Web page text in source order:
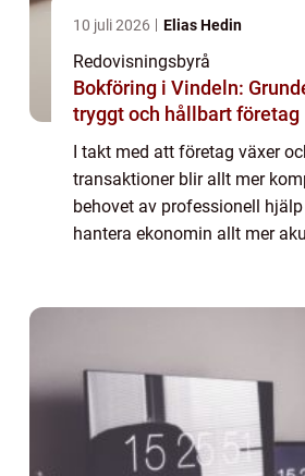
10 juli 2026 Elias Hedin
Redovisningsbyrå
Bokföring i Vindeln:
tryggt och hållbart företag
I takt med att företag växer
transaktioner blir allt mer
behovet av professionell
hantera ekonomin allt mer